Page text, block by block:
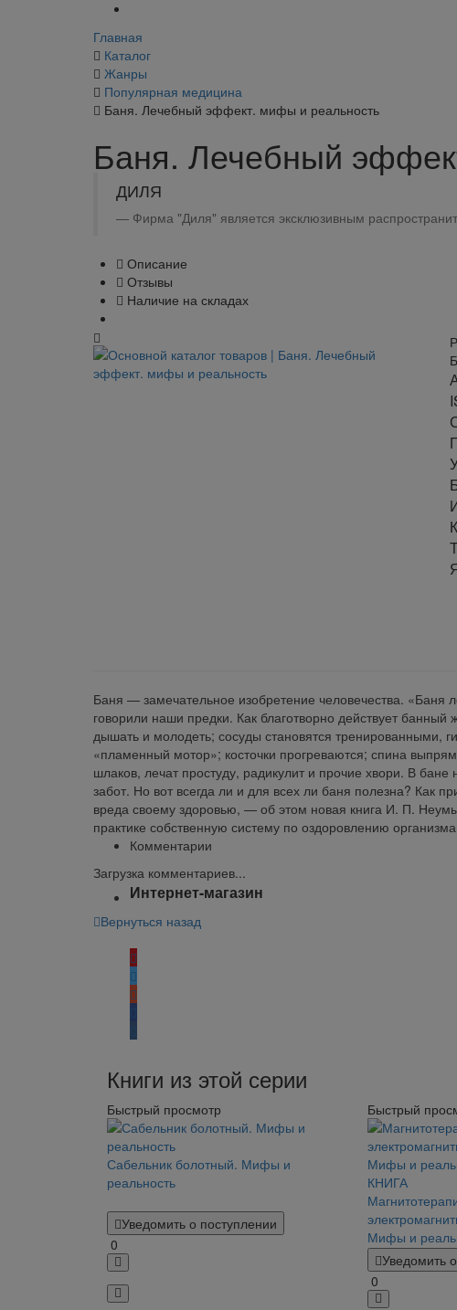
Главная
Каталог
Жанры
Популярная медицина
Баня. Лечебный эффект. мифы и реальность
Баня. Лечебный
ДИЛЯ
Фирма "Диля" является эксклюзивным
Описание
Отзывы
Наличие на складах
Баня — замечательное изобретение человечества. «Баня
говорили наши предки. Как благотворно действует
дышать и молодеть; сосуды становятся тренированными,
«пламенный мотор»; косточки прогреваются; спина
шлаков, лечат простуду, радикулит и прочие хвори. В
забот. Но вот всегда ли и для всех ли баня полезна? Как
вреда своему здоровью, — об этом новая книга И. П.
практике собственную систему по оздоровлению
Комментарии
Загрузка комментариев...
Интернет-магазин
Вернуться назад
Книги из этой серии
Быстрый просмотр
Сабельник болотный. Мифы и
реальность
Уведомить о поступлении
0
Быстрый
Мифы и
КНИГА
Уведомить
0